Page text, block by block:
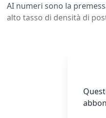
AI numeri sono la
alto tasso di densità di